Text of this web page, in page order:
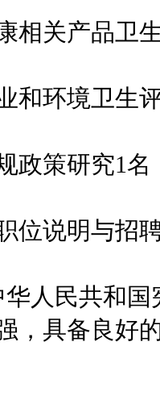
关产品卫
环境卫生
策研究1名
说明与招
民共和国
，具备良好